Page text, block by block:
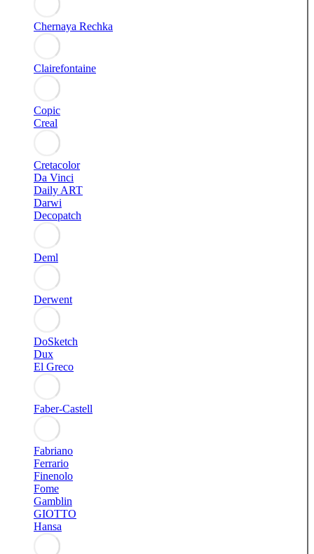
Chernaya Rechka
Clairefontaine
Copic
Creal
Cretacolor
Da Vinci
Daily ART
Darwi
Decopatch
Deml
Derwent
DoSketch
Dux
El Greco
Faber-Castell
Fabriano
Ferrario
Finenolo
Fome
Gamblin
GIOTTO
Hansa